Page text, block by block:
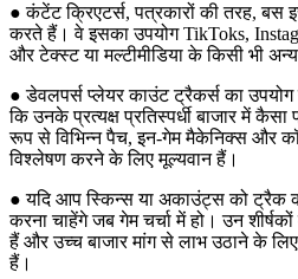
● कंटेंट क्रिएटर्स, पत्रकारों की तरह, बस
करते हैं। वे इसका उपयोग TikToks,
और टेक्स्ट या मल्टीमीडिया के किसी भी
● डेवलपर्स प्लेयर काउंट ट्रैकर्स का
कि उनके प्रत्यक्ष प्रतिस्पर्धी बाजार में
रूप से विभिन्न पैच, इन-गेम मैकेनिक्स और
विश्लेषण करने के लिए मूल्यवान हैं।
● यदि आप स्किन्स या अकाउंट्स को ट्रैक
करना चाहेंगे जब गेम चर्चा में हो। उन
हैं और उच्च बाजार मांग से लाभ उठाने के
हैं।